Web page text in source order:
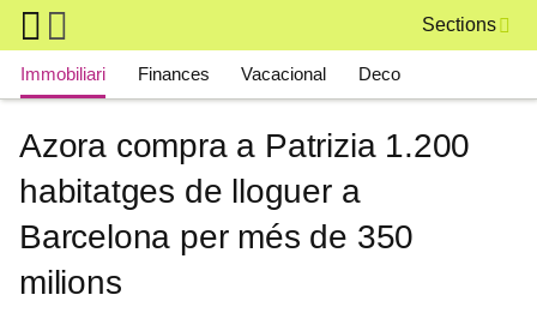
Skip to main content
Sections
Main navigation
Immobiliari Finances Vacacional Deco
Azora compra a Patrizia 1.200
habitatges de lloguer a
Barcelona per més de 350
milions